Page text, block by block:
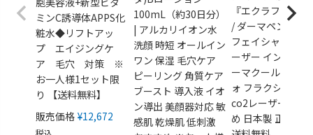
ミンC誘導体APPS化
粧水◆リフトアッ
プ エイジングケ
ア 毛穴 対策 ※
お一人様1セット限
り 【送料無料】
販売価格 ¥12,672
税込
100mL（約30日分）
| アルカリイオン水
洗顔 時短 オールイン
ワン 保湿 毛穴ケア
ピーリング 角質ケア
ブースト 導入液 イオ
ン導出 美顔器対応 敏
感肌 乾燥肌 低刺激
『エクラフレーズ
/ ダーマペン フォ
フェイシャル ピ
ーザー インディ
ーマクール アリ
ォ フラクショナル
co2レーザー おす
め 日本製 正規販